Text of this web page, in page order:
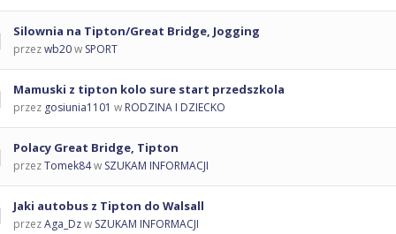
Silownia na Tipton/Great Bridge, Jogging
przezwb20w SPORT
Mamuski z tipton kolo sure start przedszkola
przez gosiunia1101 w RODZINA I DZIECKO
Polacy Great Bridge, Tipton
przezTomek84w SZUKAM INFORMACJI
Jaki autobus z Tipton do Walsall
przezAga_Dzw SZUKAM INFORMACJI